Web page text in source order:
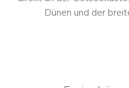
Dünen und der